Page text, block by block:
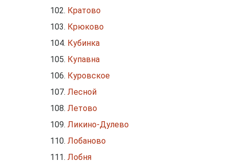
Кратово
Крюково
Кубинка
Купавна
Куровское
Лесной
Летово
Ликино-Дулево
Лобаново
Лобня